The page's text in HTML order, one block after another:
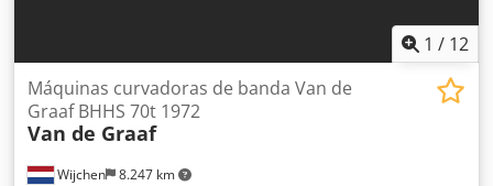
1 / 12
Wijchen 8.247 km
Máquinas curvadoras de banda Van de
Graaf BHHS 70t 1972
Van de Graaf